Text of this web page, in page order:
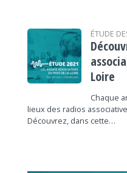
ÉTUDE
Loire
Chaque
lieux des radios
Découvrez, dans cette…